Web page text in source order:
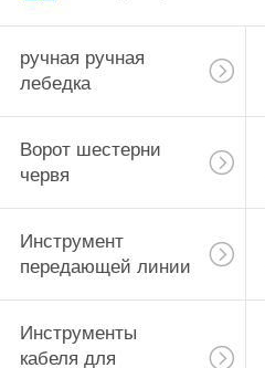
ручная ручная
лебедка
Ворот шестерни
червя
Инструмент
передающей линии
Инструменты
кабеля для